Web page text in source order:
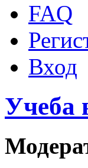
FAQ
Вход
Учеба